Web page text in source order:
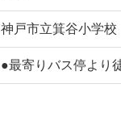
神戸市立箕谷小学校
●最寄りバス停より